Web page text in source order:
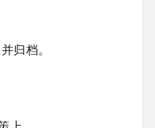
归档。